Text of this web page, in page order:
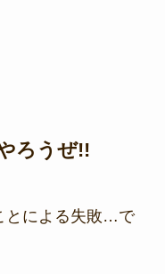
ろうぜ!!
とによる失敗…で